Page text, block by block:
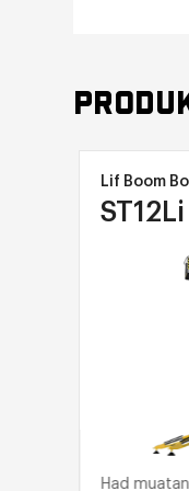
Lif Boom
ST12Li
Had muatan: